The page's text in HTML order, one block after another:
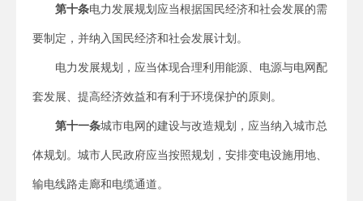
第十条电力发展规划应当根据国民经济和社会发展的需
要制定，并纳入国民经济和社会发展计划。
电力发展规划，应当体现合理利用能源、电源与电网配
套发展、提高经济效益和有利于环境保护的原则。
第十一条城市电网的建设与改造规划，应当纳入城市总
体规划。城市人民政府应当按照规划，安排变电设施用地、
输电线路走廊和电缆通道。